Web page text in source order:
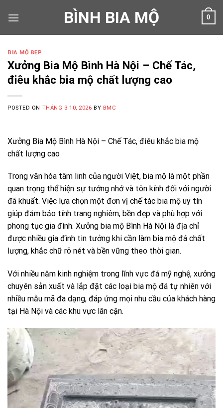
BÌNH BIA MỘ 0
BIA MỘ ĐẸP
Xưởng Bia Mộ Bình Hà Nội – Chế Tác,
điêu khắc bia mộ chất lượng cao
POSTED ON THÁNG 3 10, 2026 BY BMC
Xưởng Bia Mộ Bình Hà Nội – Chế Tác, điêu khắc bia mộ
chất lượng cao
Trong văn hóa tâm linh của người Việt, bia mộ là một phần
quan trọng thể hiện sự tưởng nhớ và tôn kính đối với người
đã khuất. Việc lựa chọn một đơn vị chế tác bia mộ uy tín
giúp đảm bảo tính trang nghiêm, bền đẹp và phù hợp với
phong tục gia đình. Xưởng bia mộ Bình Hà Nội là địa chỉ
được nhiều gia đình tin tưởng khi cần làm bia mộ đá chất
lượng, khắc chữ rõ nét và bền vững theo thời gian.
Với nhiều năm kinh nghiệm trong lĩnh vực đá mỹ nghệ, xưởng
chuyên sản xuất và lắp đặt các loại bia mộ đá tự nhiên với
nhiều mẫu mã đa dạng, đáp ứng mọi nhu cầu của khách hàng
tại Hà Nội và các khu vực lân cận.